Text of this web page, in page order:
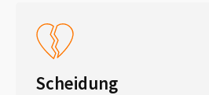
Scheidung